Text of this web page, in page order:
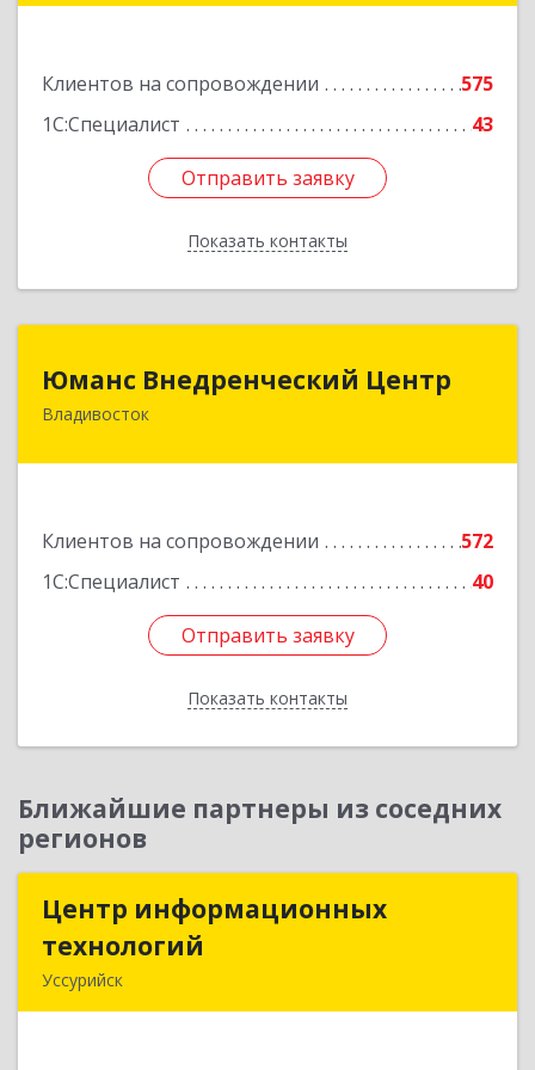
Клиентов на сопровождении
575
1С:Специалист
43
Отправить заявку
Показать контакты
Отправить заявку
Назад
Юманс Внедренческий Центр
Владивосток
Клиентов на сопровождении
572
1С:Специалист
40
Отправить заявку
Показать контакты
Юманс Внедренческий Центр
690014, Приморский край, Владивосток г,
Отправить заявку
Назад
Ближайшие партнеры из соседних
регионов
Центр информационных
технологий
Уссурийск
Центр информационных